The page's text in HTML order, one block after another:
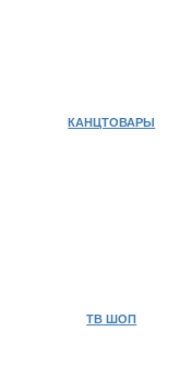
КАНЦТОВАРЫ
ТВ ШОП